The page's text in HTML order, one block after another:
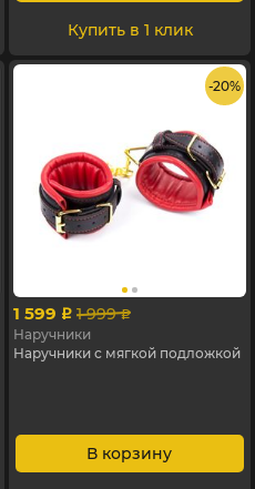
Купить в 1 клик
- 20%
1 599 p 1 999 p
Наручники
Наручники с мягкой подложкой
В корзину